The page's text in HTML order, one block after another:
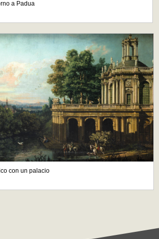
a Padua
con un palacio